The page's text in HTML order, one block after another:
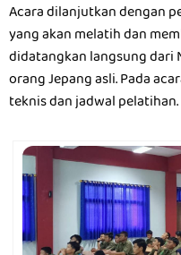
Acara dilanjutkan dengan
yang akan melatih dan
didatangkan langsung dari
orang Jepang asli. Pada
teknis dan jadwal pelatihan.